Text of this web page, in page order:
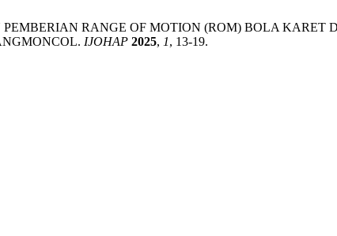
PEMBERIAN RANGE OF MOTION (ROM) BOLA
IJOHAP 2025, 1, 13-19.